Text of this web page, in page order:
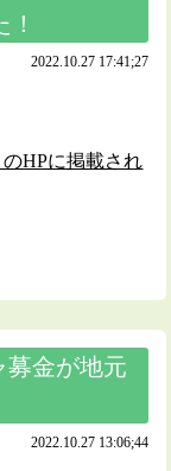
2022.10.27 17:41;27
HPに掲載され
募金が地元
2022.10.27 13:06;44